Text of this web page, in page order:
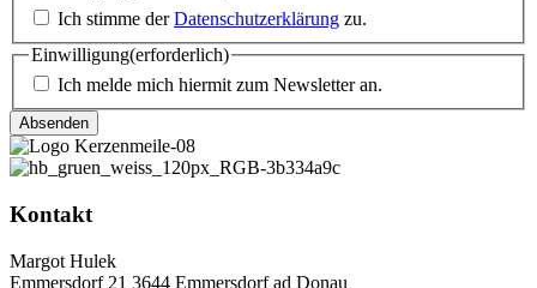
Ich stimme derDatenschutzerklärung zu.
Einwilligung(erforderlich)
Ich melde mich hiermit zum Newsletter an.
Kontakt
Margot Hulek
Emmersdorf 21 3644 Emmersdorf ad Donau